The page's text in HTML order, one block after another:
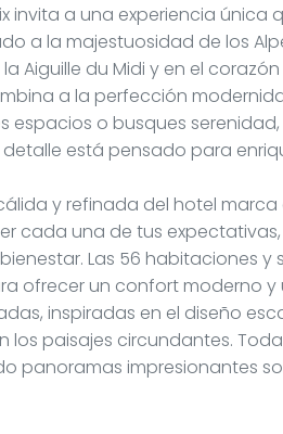
invita a una experiencia única
a la majestuosidad de los
Aiguille du Midi y en el
a la perfección
espacios o busques
está pensado para
y refinada del hotel
cada una de tus
Las 56 habitaciones y
ofrecer un confort moderno
inspiradas en el diseño
los paisajes circundantes.
panoramas impresionantes